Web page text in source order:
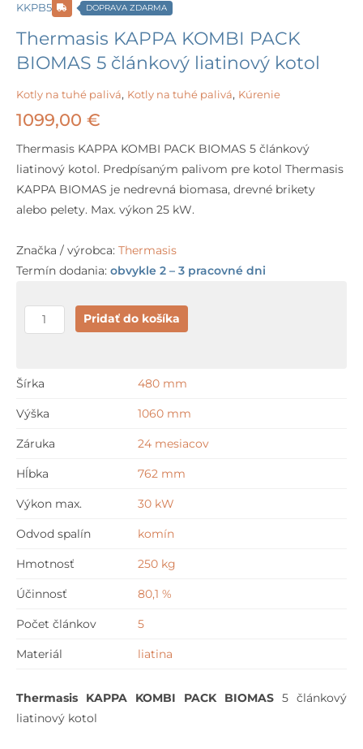
KKPB5 DOPRAVA ZDARMA
Thermasis KAPPA KOMBI PACK
BIOMAS 5 článkový liatinový kotol
Kotly na tuhé palivá, Kotly na tuhé palivá, Kúrenie
1099,00 €
Thermasis KAPPA KOMBI PACK BIOMAS 5 článkový
liatinový kotol. Predpísaným palivom pre kotol Thermasis
KAPPA BIOMAS je nedrevná biomasa, drevné brikety
alebo pelety. Max. výkon 25 kW.
Značka / výrobca: Thermasis
Termín dodania: obvykle 2 – 3 pracovné dni
množstvo
Thermasis
BIOMAS
5
liatinový
kotol
Pridať do košíka
Šírka 480 mm
Výška 1060 mm
Záruka 24 mesiacov
Hĺbka 762 mm
Výkon max. 30 kW
Odvod spalín komín
Hmotnosť 250 kg
Účinnosť 80,1 %
Počet článkov 5
Materiál liatina
Thermasis KAPPA KOMBI PACK BIOMAS 5 článkový
liatinový kotol